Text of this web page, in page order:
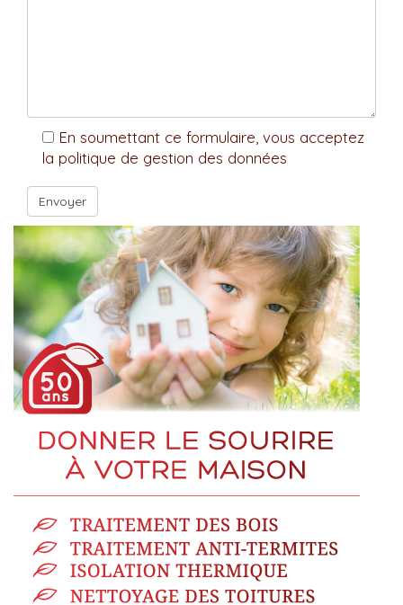
En soumettant ce formulaire, vous acceptez
la politique de gestion des données